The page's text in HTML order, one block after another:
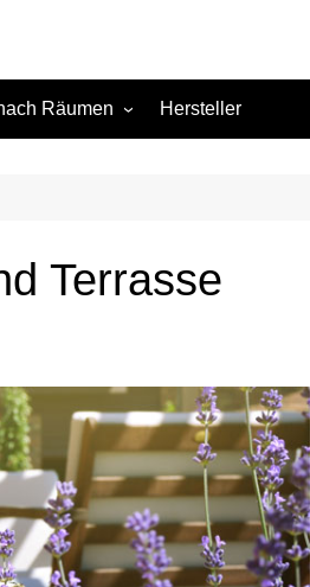
Räumen Hersteller
Terrasse